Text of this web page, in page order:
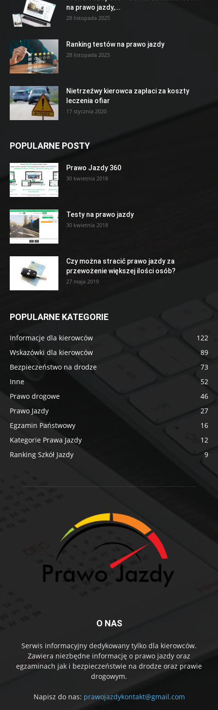
na prawo jazdy,...
28 listopada 2025
Ranking testów na prawo jazdy
28 listopada 2025
Nietrzeźwy kierowca zapłaci za koszty
leczenia ofiar
17 stycznia 2020
POPULARNE POSTY
Prawo Jazdy 360
30 kwietnia 2018
Testy na prawo jazdy
30 kwietnia 2018
Czy można stracić prawo jazdy za
przewożenie większej ilości osób?
27 maja 2019
POPULARNE KATEGORIE
Informacje dla kierowców
122
Wskazówki dla kierowców
89
Bezpieczeństwo na drodze
73
Inne
52
Prawo drogowe
46
Prawo Jazdy
27
Egzamin Państwowy
16
Kategorie Prawa Jazdy
12
Ranking Szkół Jazdy
9
O NAS
Serwis informacyjny dedykowany tylko dla kierowców.
Zawiera niezbędne informację o prawo jazdy oraz
egzaminach jak i bezpieczeństwie na drodze oraz prawie
drogowym.
Napisz do nas: prawojazdykontakt@gmail.com